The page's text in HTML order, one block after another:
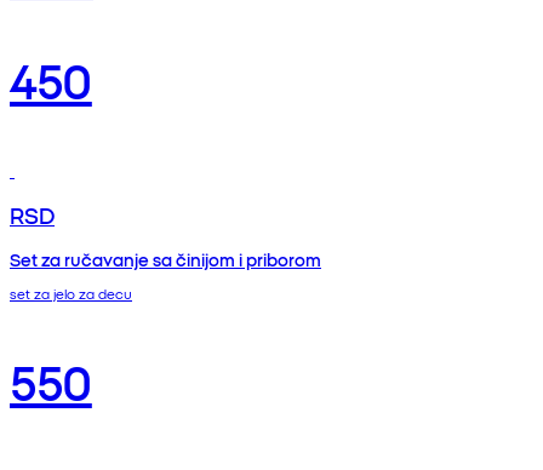
450
RSD
Set za ručavanje sa činijom i priborom
set za jelo za decu
550